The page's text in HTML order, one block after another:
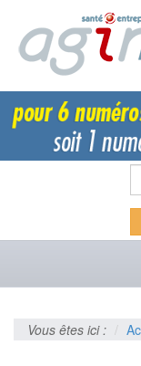
Vous êtes ici :